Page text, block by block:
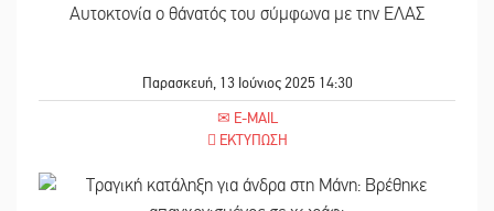
Αυτοκτονία ο θάνατός του σύμφωνα με την ΕΛΑΣ
Παρασκευή, 13 Ιούνιος 2025 14:30
E-MAIL
ΕΚΤΥΠΩΣΗ